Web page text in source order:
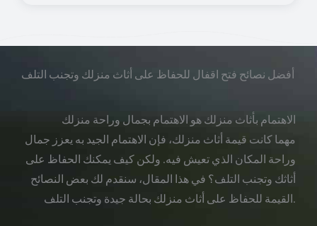
أفضل نصائح فتح اقفال للحفاظ على أثاث منزلك وتجنب التلف
الاهتمام بأثاث منزلك هو الاهتمام بجمال وراحة منزلك
مهما كانت قيمة أثاث منزلك، فإن الاهتمام الجيد به يعزز جمال
وراحة المكان الذي تعيش فيه. ولكن كيف يمكنك الحفاظ على
أثاثك وتجنب التلف؟ في هذا المقال، سنقدم لك بعض النصائح
القيمة للحفاظ على أثاث منزلك بحالة جيدة وتجنب التلف.